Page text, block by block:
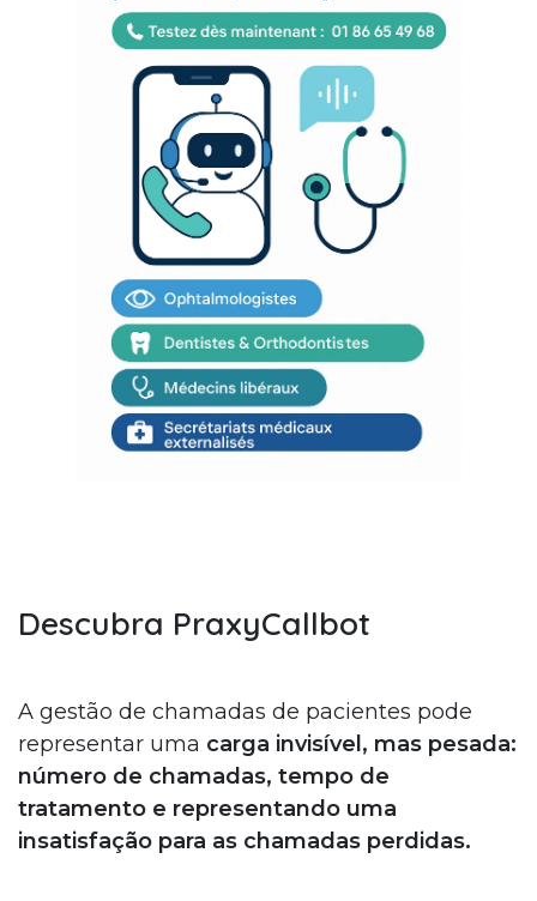
Descubra PraxyCallbot
A gestão de chamadas de pacientes pode
representar uma carga invisível, mas pesada:
número de chamadas, tempo de
tratamento e representando uma
insatisfação para as chamadas perdidas.